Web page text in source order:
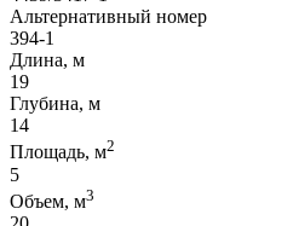
Альтернативный номер
394-1
Длина, м
19
Глубина, м
14
Площадь, м2
5
Объем, м3